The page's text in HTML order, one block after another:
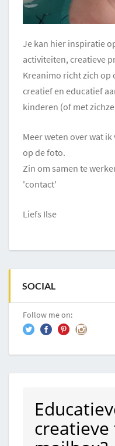
Je kan hier inspiratie
activiteiten, creatieve
Kreanimo richt zich op
creatief en educatief
kinderen (of met
Meer weten over wat
op de foto.
Zin om samen te
'contact'
Liefs Ilse
SOCIAL
Follow me on: